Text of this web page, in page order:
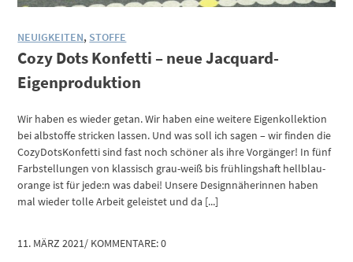
NEUIGKEITEN, STOFFE
Cozy Dots Konfetti – neue Jacquard-
Eigenproduktion
Wir haben es wieder getan. Wir haben eine weitere Eigenkollektion
bei albstoffe stricken lassen. Und was soll ich sagen – wir finden die
CozyDotsKonfetti sind fast noch schöner als ihre Vorgänger! In fünf
Farbstellungen von klassisch grau-weiß bis frühlingshaft hellblau-
orange ist für jede:n was dabei! Unsere Designnäherinnen haben
mal wieder tolle Arbeit geleistet und da [...]
11. MÄRZ 2021/ KOMMENTARE: 0